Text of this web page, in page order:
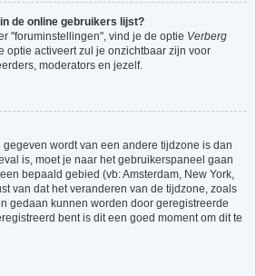
de online gebruikers lijst?
"foruminstellingen", vind je de optie Verberg
optie activeert zul je onzichtbaar zijn voor
moderators en jezelf.
wordt van een andere tijdzone is dan
is, moet je naar het gebruikerspaneel gaan
bepaald gebied (vb: Amsterdam, New York,
van dat het veranderen van de tijdzone, zoals
gedaan kunnen worden door geregistreerde
bent is dit een goed moment om dit te